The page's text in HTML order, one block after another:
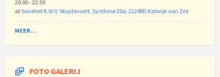
20:00 - 22:30
atSociëteit K.W.V. Skuytevaert, Synthese 20a, 2224RD Katwijk aan Zee
MEER...
FOTO GALERIJ